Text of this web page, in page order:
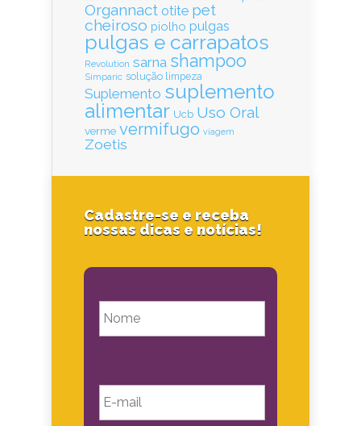
Organnact otite pet
cheiroso piolho pulgas
pulgas e carrapatos
Revolution sarna shampoo
Simparic solução limpeza
Suplemento suplemento
alimentar Ucb Uso Oral
verme vermifugo viagem
Zoetis
Cadastre-se e receba
nossas dicas e notícias!